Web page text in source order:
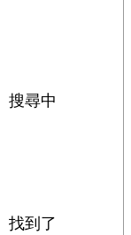
搜尋中
找到了